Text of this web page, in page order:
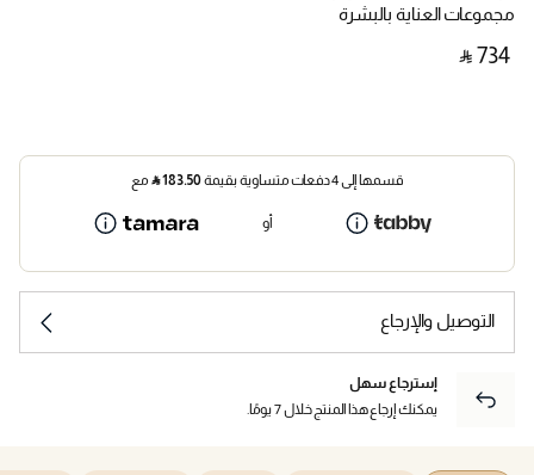
مجموعات العناية بالبشرة
‎ ⃁ ⁦734⁩ ‎
قسمها إلى 4 دفعات متساوية بقيمة 183.50
⃁ مع
أو
التوصيل والإرجاع
إسترجاع سهل
يمكنك إرجاع هذا المنتج خلال 7 يومًا.